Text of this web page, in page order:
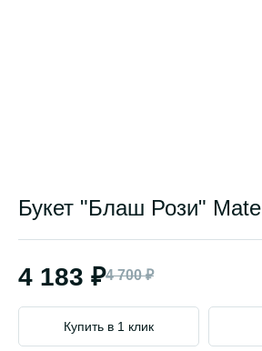
Букет "Блаш Рози" Mate
4 183 ₽4 700 ₽
Купить в 1 клик